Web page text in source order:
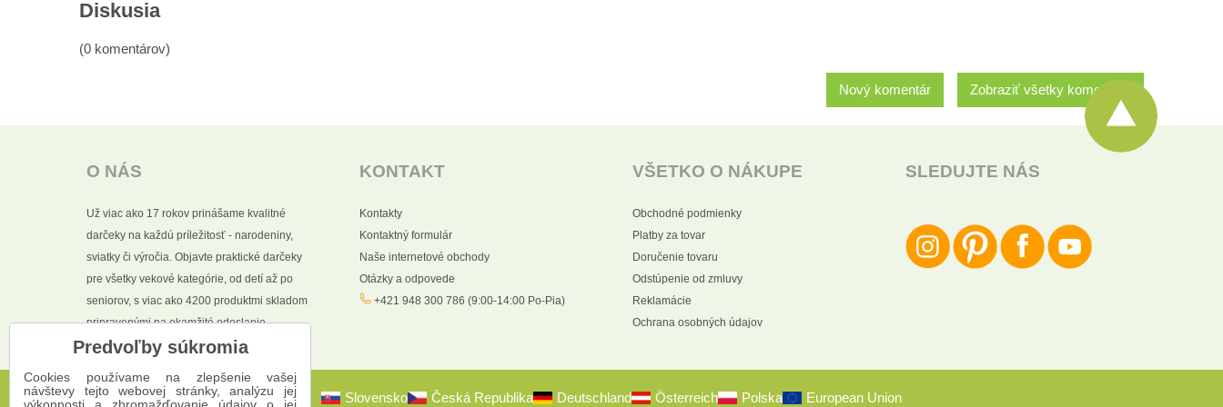
Diskusia
(0 komentárov)
Zobraziť všetky komentáre
Nový komentár
O NÁS
Už viac ako 17 rokov prinášame kvalitné
darčeky na každú príležitosť - narodeniny,
sviatky či výročia. Objavte praktické darčeky
pre všetky vekové kategórie, od detí až po
seniorov, s viac ako 4200 produktmi skladom
pripravenými na okamžité odoslanie.
KONTAKT
Kontakty
Kontaktný formulár
Naše internetové obchody
Otázky a odpovede
+421 948 300 786 (9:00-14:00 Po-Pia)
VŠETKO O NÁKUPE
Obchodné podmienky
Platby za tovar
Doručenie tovaru
Odstúpenie od zmluvy
Reklamácie
Ochrana osobných údajov
SLEDUJTE NÁS
Slovensko Česká Republika Deutschland Österreich Polska European Union
Predvoľby súkromia
Cookies používame na zlepšenie vašej
návštevy tejto webovej stránky, analýzu jej